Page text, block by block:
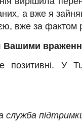
а вже я
вже за фактом
Вашими
позитивні. У
служба